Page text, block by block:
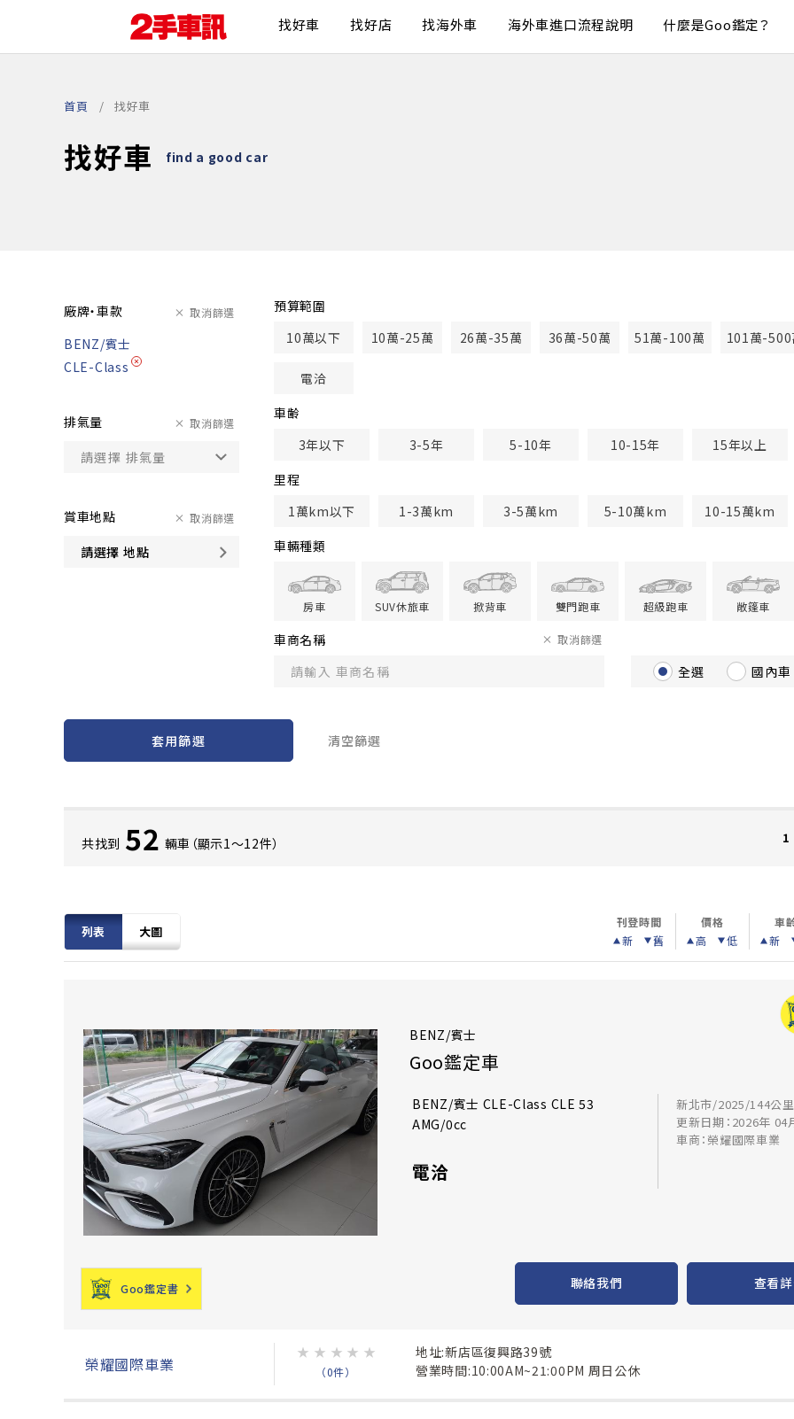
找好車 找好店 找海外車 海外車進口流程說明 什麼是Goo鑑定？
首頁 找好車
找好車 find a good car
廠牌・車款 取消篩選
BENZ/賓士
CLE-Class
排氣量 取消篩選
賞車地點
請選擇 地點
取消篩選
預算範圍
10萬以下
10萬-25萬 26萬-35萬 36萬-50萬 51萬-100萬 101萬-500
電洽
車齢
3年以下
3-5年 5-10年 10-15年
15年以上
里程
1萬km以下
1-3萬km 3-5萬km 5-10萬km
10-15萬km
車輛種類
房車 SUV休旅車 掀背車 雙門跑車 超級跑車 敞篷車
車商名稱 取消篩選
全選 國內車
套用篩選 清空篩選
共找到 52 輛車（顯示1〜12件） 1
列表 大圖
刊登時間
新
舊
價格
高
低
車
新
BENZ/賓士
Goo鑑定車
BENZ/賓士 CLE-Class CLE 53
AMG/0cc
電洽
新北市/2025/144公里
更新日期：2026年 04
車商：榮耀國際車業
Goo鑑定書 聯絡我們 查看
榮耀國際車業
★ ★ ★ ★ ★
（0件）
地址:新店區復興路39號
營業時間:10:00AM~21:00PM 周日公休